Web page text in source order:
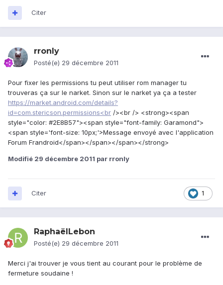
Citer
rronly
Posté(e) 29 décembre 2011
Pour fixer les permissions tu peut utiliser rom manager tu
trouveras ça sur le narket. Sinon sur le narket ya ça a tester
https://market.android.com/details?
id=com.stericson.permissions<br /><br /> <strong><span
style="color: #2E8B57"><span style="font-family: Garamond">
<span style='font-size: 10px;'>Message envoyé avec l'application
Forum Frandroid</span></span></span></strong>
Modifié 29 décembre 2011 par rronly
1
Citer
RaphaëlLebon
Posté(e) 29 décembre 2011
Merci j'ai trouver je vous tient au courant pour le problème de
fermeture soudaine !